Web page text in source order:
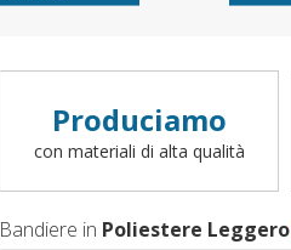
Produciamo
con materiali di alta qualità
Bandiere in Poliestere Leggero